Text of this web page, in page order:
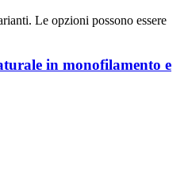
Le opzioni possono essere
in monofilamento e